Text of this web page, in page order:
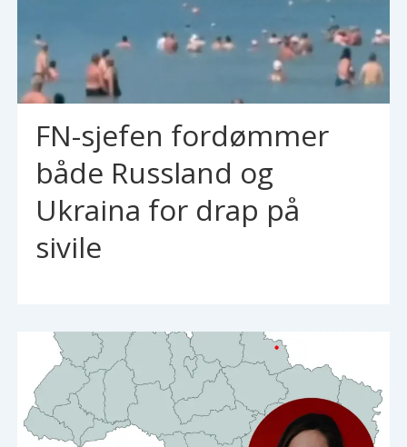
FN-sjefen fordømmer
både Russland og
Ukraina for drap på
sivile